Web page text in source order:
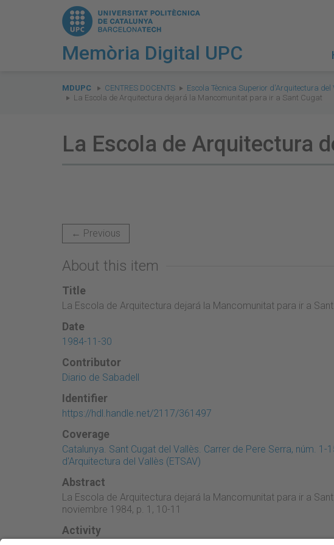
Memòria Digital UPC
are
here:
MDUPC CENTRES DOCENTS Escola Tècnica Superior d'Arquitectura del
La Escola de Arquitectura dejará la Mancomunitat para ir a Sant Cugat
La Escola de Arquitectura
← Previous
About this item
Title
La Escola de Arquitectura dejará la Mancomunitat para ir a
Date
1984-11-30
Contributor
Diario de Sabadell
Identifier
https://hdl.handle.net/2117/361497
Coverage
Catalunya. Sant Cugat del Vallès. Carrer de Pere Serra, núm.
d'Arquitectura del Vallès (ETSAV)
Abstract
La Escola de Arquitectura dejará la Mancomunitat para ir a
noviembre 1984, p. 1, 10-11
Activity